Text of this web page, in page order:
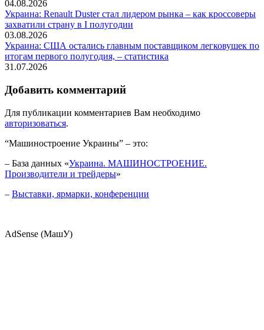
04.08.2026
Украина: Renault Duster стал лидером рынка – как кроссоверы
захватили страну в I полугодии
03.08.2026
Украина: США остались главным поставщиком легковушек по
итогам первого полугодия, – статистика
31.07.2026
Добавить комментарий
Для публикации комментариев Вам необходимо
авторизоваться.
“Машиностроение Украины” – это:
– База данных «Украина. МАШИНОСТРОЕНИЕ.
Производители и трейдеры»
– Выставки, ярмарки, конференции
AdSense (МашУ)